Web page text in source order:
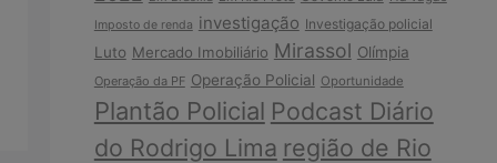
Imposto de renda investigação Investigação policial
Luto Mercado Imobiliário Mirassol Olímpia
Operação da PF Operação Policial Oportunidade
Plantão Policial Podcast Diário
do Rodrigo Lima região de Rio